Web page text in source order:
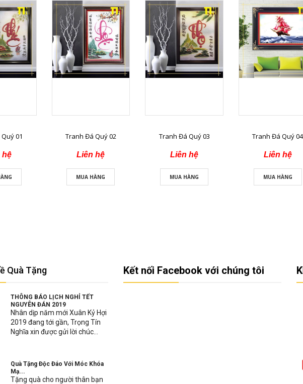
01
hệ
Tranh Đá Quý 02
Liên hệ
MUA HÀNG
Tranh Đá Quý 03
Liên hệ
MUA HÀNG
Tranh Đá Quý 04
Liên hệ
MUA HÀNG
Quà Tặng
THÔNG BÁO LỊCH NGHỈ TẾT
NGUYÊN ĐÁN 2019
Nhân dịp năm mới Xuân Kỷ Hợi
2019 đang tới gần, Trọng Tín
Nghĩa xin được gửi lời chúc...
Quà Tặng Độc Đáo Với Móc Khóa
Mạ...
Tặng quà cho người thân bạn
Kết nối Facebook với chúng tôi